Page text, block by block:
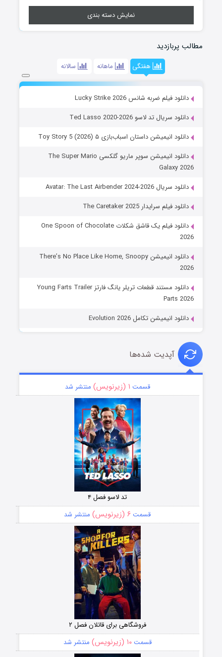
نمایش دسته بندی
مطالب پربازدید
هفتگی ماهانه سالانه
دانلود فیلم ضربه شانس Lucky Strike 2026
دانلود سریال تد لاسو Ted Lasso 2020-2026
دانلود انیمیشن داستان اسباب‌بازی ۵ Toy Story 5 (2026)
دانلود انیمیشن سوپر ماریو گلکسی The Super Mario
Galaxy 2026
دانلود سریال Avatar: The Last Airbender 2024-2026
دانلود فیلم سرایدار The Caretaker 2025
دانلود فیلم یک قاشق شکلات One Spoon of Chocolate
2026
دانلود انیمیشن There’s No Place Like Home, Snoopy
2026
دانلود مستند قطعات تریلر یانگ فارتز Young Farts Trailer
Parts 2026
دانلود انیمیشن تکامل Evolution 2026
آپدیت شده‌ها
قسمت ۱ (زیرنویس) منتشر شد
تد لاسو فصل ۴
قسمت ۶ (زیرنویس) منتشر شد
فروشگاهی برای قاتلان فصل ۲
قسمت۱۰ (زیرنویس) منتشر شد